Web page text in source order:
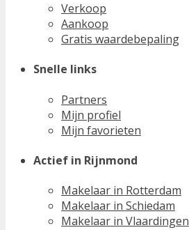
Verkoop
Aankoop
Gratis waardebepaling
Snelle links
Partners
Mijn profiel
Mijn favorieten
Actief in Rijnmond
Makelaar in Rotterdam
Makelaar in Schiedam
Makelaar in Vlaardingen